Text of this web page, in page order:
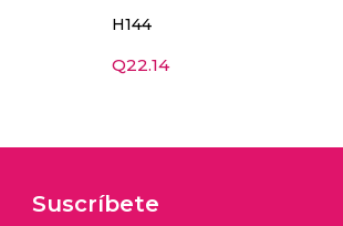
H144
Q22.14
Suscríbete